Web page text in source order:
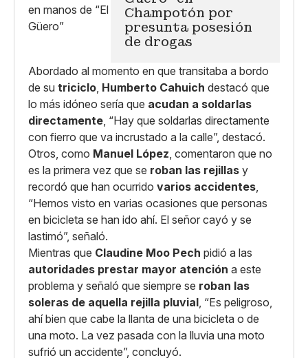
Champotón por
presunta posesión
de drogas
Abordado al momento en que transitaba a bordo
de su triciclo, Humberto Cahuich destacó que
lo más idóneo sería que acudan a soldarlas
directamente, “Hay que soldarlas directamente
con fierro que va incrustado a la calle”, destacó.
Otros, como Manuel López, comentaron que no
es la primera vez que se roban las rejillas y
recordó que han ocurrido varios accidentes,
“Hemos visto en varias ocasiones que personas
en bicicleta se han ido ahí. El señor cayó y se
lastimó”, señaló.
Mientras que Claudine Moo Pech pidió a las
autoridades prestar mayor atención a este
problema y señaló que siempre se roban las
soleras de aquella rejilla pluvial, “Es peligroso,
ahí bien que cabe la llanta de una bicicleta o de
una moto. La vez pasada con la lluvia una moto
sufrió un accidente”, concluyó.